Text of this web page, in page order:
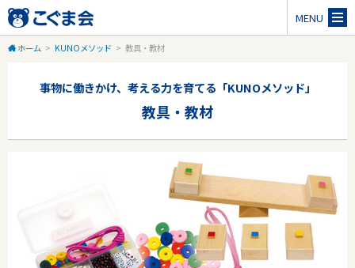
MENU
ホーム > KUNOメソッド > 教具・教材
事物に働きかけ、考える力を育てる「KUNOメソッド」
教具・教材